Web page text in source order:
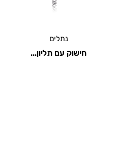
נתלים
חישוק עם תליון...